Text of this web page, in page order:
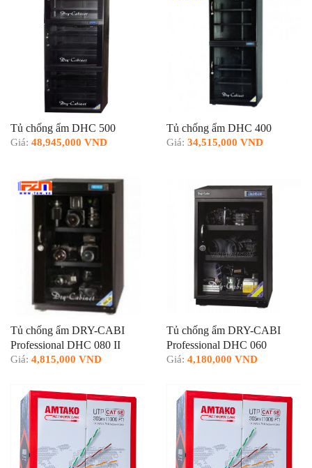
Tủ chống ẩm DHC 500
Giá: 48,945,000 VND
Tủ chống ẩm DHC 400
Giá: 34,515,000 VND
Tủ chống ẩm DRY-CABI
Professional DHC 080 II
Giá: 4,815,000 VND
Tủ chống ẩm DRY-CABI
Professional DHC 060
Giá: 4,180,000 VND